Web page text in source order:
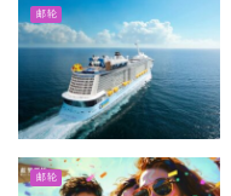
邮轮
邮轮